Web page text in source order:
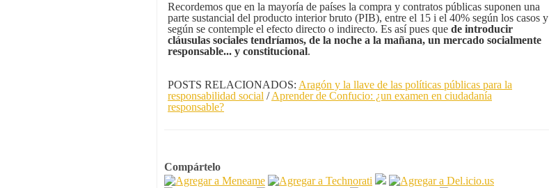
Recordemos que en la mayoría de países la compra y contratos públicas suponen una
parte sustancial del producto interior bruto (PIB), entre el 15 i el 40% según los casos y
según se contemple el efecto directo o indirecto. Es así pues que de introducir
cláusulas sociales tendríamos, de la noche a la mañana, un mercado socialmente
responsable... y constitucional.
POSTS RELACIONADOS: Aragón y la llave de las políticas públicas para la
responsabilidad social /Aprender de Confucio: ¿un examen en ciudadanía
responsable?
Compártelo